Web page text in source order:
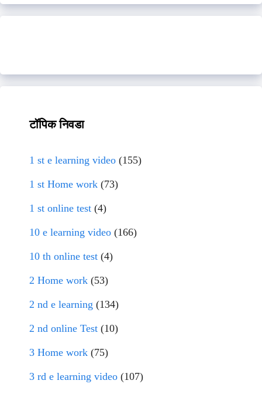
टॉपिक निवडा
1 st e learning video (155)
1 st Home work (73)
1 st online test (4)
10 e learning video (166)
10 th online test (4)
2 Home work (53)
2 nd e learning (134)
2 nd online Test (10)
3 Home work (75)
3 rd e learning video (107)